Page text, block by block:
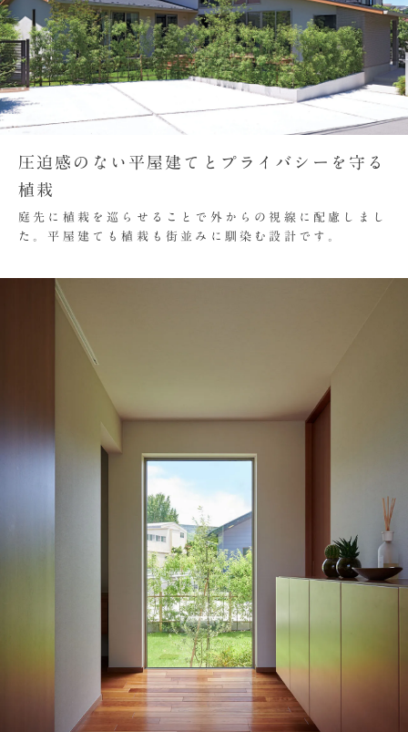
圧迫感のない平屋建てとプライバシーを守る
植栽
庭先に植栽を巡らせることで外からの視線に配慮しまし
た。平屋建ても植栽も街並みに馴染む設計です。